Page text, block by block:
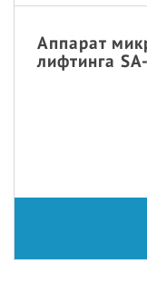
Аппарат
лифтинга